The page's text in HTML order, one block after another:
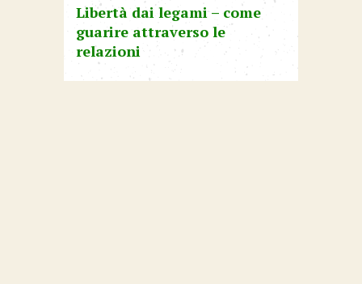
Libertà dai legami – come
guarire attraverso le
relazioni